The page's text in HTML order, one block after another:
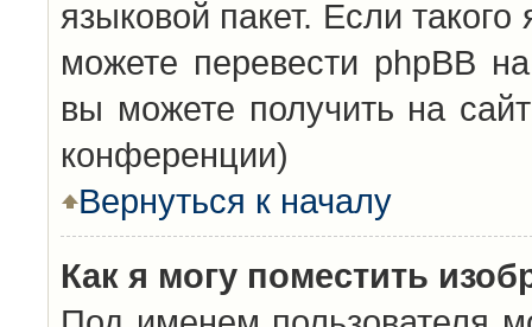
языковой пакет. Если
можете перевести phpBB
вы можете получить на
конференции)
Вернуться к началу
Как я могу поместить